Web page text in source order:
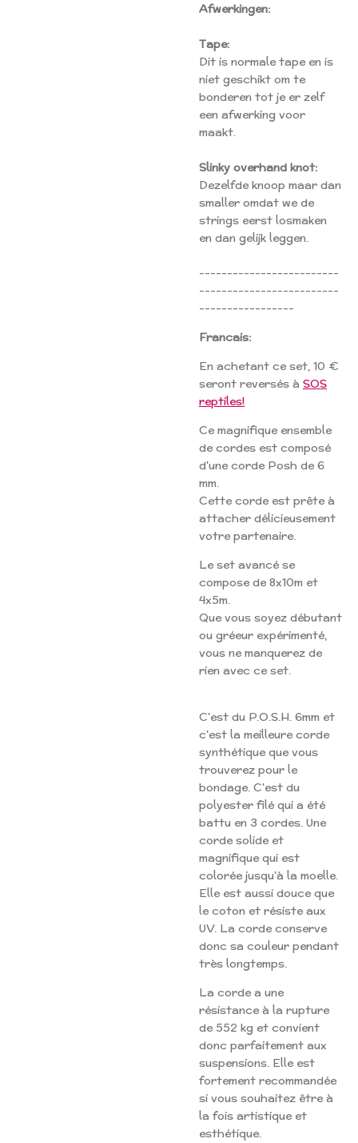
Afwerkingen:
Tape:
Dit is normale tape en is
niet geschikt om te
bonderen tot je er zelf
een afwerking voor
maakt.
Slinky overhand knot:
Dezelfde knoop maar dan
smaller omdat we de
strings eerst losmaken
en dan gelijk leggen.
-------------------------
-------------------------
-----------------
Francais:
En achetant ce set, 10 €
seront reversés à SOS
reptiles!
Ce magnifique ensemble
de cordes est composé
d'une corde Posh de 6
mm.
Cette corde est prête à
attacher délicieusement
votre partenaire.
Le set avancé se
compose de 8x10m et
4x5m.
Que vous soyez débutant
ou gréeur expérimenté,
vous ne manquerez de
rien avec ce set.
C'est du P.O.S.H. 6mm et
c'est la meilleure corde
synthétique que vous
trouverez pour le
bondage. C'est du
polyester filé qui a été
battu en 3 cordes. Une
corde solide et
magnifique qui est
colorée jusqu'à la moelle.
Elle est aussi douce que
le coton et résiste aux
UV. La corde conserve
donc sa couleur pendant
très longtemps.
La corde a une
résistance à la rupture
de 552 kg et convient
donc parfaitement aux
suspensions. Elle est
fortement recommandée
si vous souhaitez être à
la fois artistique et
esthétique.